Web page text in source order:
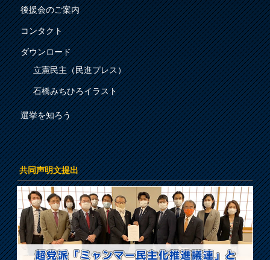
後援会のご案内
コンタクト
ダウンロード
立憲民主（民進プレス）
石橋みちひろイラスト
選挙を知ろう
共同声明文提出